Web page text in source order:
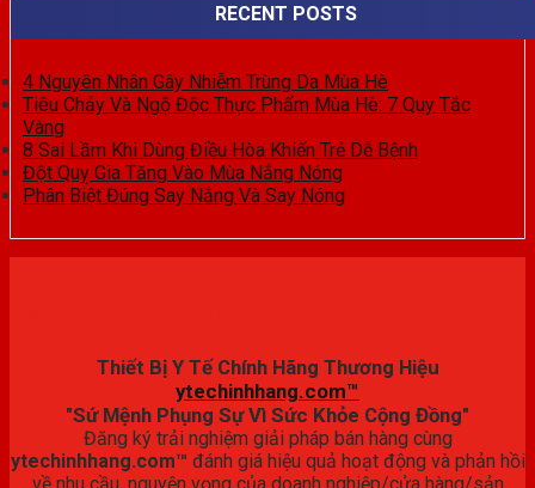
RECENT POSTS
4 Nguyên Nhân Gây Nhiễm Trùng Da Mùa Hè
Tiêu Chảy Và Ngộ Độc Thực Phẩm Mùa Hè: 7 Quy Tắc
Vàng
8 Sai Lầm Khi Dùng Điều Hòa Khiến Trẻ Dễ Bệnh
Đột Quỵ Gia Tăng Vào Mùa Nắng Nóng
Phân Biệt Đúng Say Nắng Và Say Nóng
Thiết Bị Y Tế Chính Hãng Thương Hiệu
ytechinhhang.com™
"Sứ Mệnh Phụng Sự Vì Sức Khỏe Cộng Đồng"
Đăng ký trải nghiệm giải pháp bán hàng cùng
ytechinhhang.com™ đánh giá hiệu quả hoạt động và phản hồi